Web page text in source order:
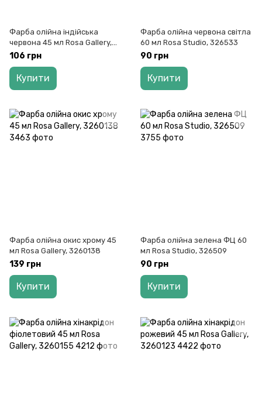
Фарба олійна індійська
червона 45 мл Rosa Gallery,
3260146
106 грн
Купити
Фарба олійна червона світла
60 мл Rosa Studio, 326533
90 грн
Купити
Фарба олійна окис хрому 45
мл Rosa Gallery, 3260138
139 грн
Купити
Фарба олійна зелена ФЦ 60
мл Rosa Studio, 326509
90 грн
Купити